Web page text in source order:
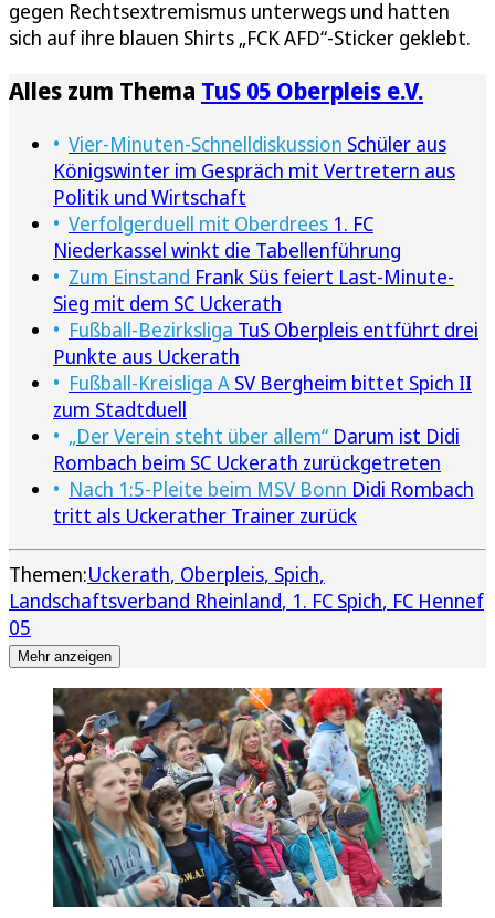
gegen Rechtsextremismus unterwegs und hatten
sich auf ihre blauen Shirts „FCK AFD“-Sticker geklebt.
Alles zum Thema TuS 05 Oberpleis e.V.
Vier-Minuten-Schnelldiskussion Schüler aus
Königswinter im Gespräch mit Vertretern aus
Politik und Wirtschaft
Verfolgerduell mit Oberdrees 1. FC
Niederkassel winkt die Tabellenführung
Zum Einstand Frank Süs feiert Last-Minute-
Sieg mit dem SC Uckerath
Fußball-Bezirksliga TuS Oberpleis entführt drei
Punkte aus Uckerath
Fußball-Kreisliga A SV Bergheim bittet Spich II
zum Stadtduell
„Der Verein steht über allem“ Darum ist Didi
Rombach beim SC Uckerath zurückgetreten
Nach 1:5-Pleite beim MSV Bonn Didi Rombach
tritt als Uckerather Trainer zurück
Themen:Uckerath Oberpleis Spich
Landschaftsverband Rheinland 1. FC Spich FC Hennef
05
Mehr anzeigen